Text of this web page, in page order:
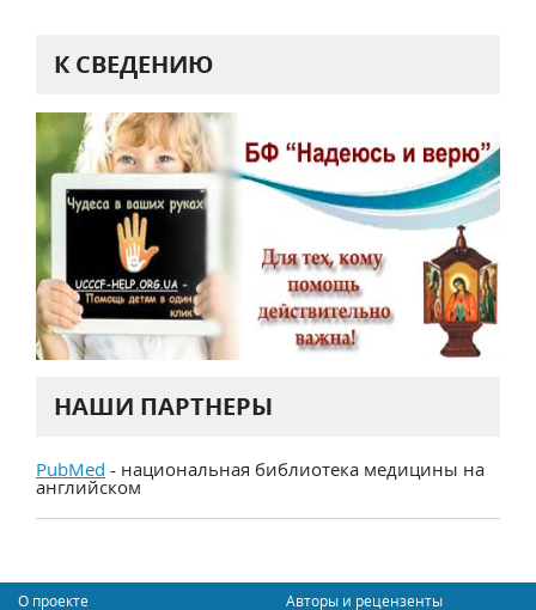
К СВЕДЕНИЮ
НАШИ ПАРТНЕРЫ
PubMed - национальная библиотека медицины на
английском
О проекте Авторы и рецензенты